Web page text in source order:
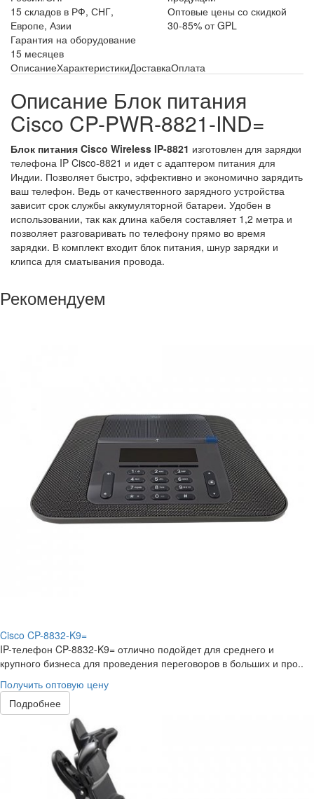
15 складов в РФ, СНГ,
Европе, Азии
Оптовые цены со скидкой
30-85% от GPL
Гарантия на оборудование
15 месяцев
ОписаниеХарактеристикиДоставкаОплата
Описание Блок питания
Cisco CP-PWR-8821-IND=
Блок питания Cisco Wireless IP-8821 изготовлен для зарядки
телефона IP Cisco-8821 и идет с адаптером питания для
Индии. Позволяет быстро, эффективно и экономично зарядить
ваш телефон. Ведь от качественного зарядного устройства
зависит срок службы аккумуляторной батареи. Удобен в
использовании, так как длина кабеля составляет 1,2 метра и
позволяет разговаривать по телефону прямо во время
зарядки. В комплект входит блок питания, шнур зарядки и
клипса для сматывания провода.
Рекомендуем
Cisco CP-8832-K9=
IP-телефон CP-8832-K9= отлично подойдет для среднего и
крупного бизнеса для проведения переговоров в больших и про..
Получить оптовую цену
Подробнее